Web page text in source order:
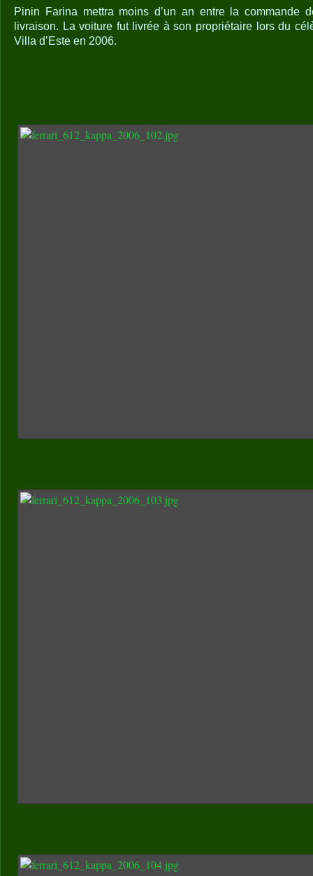
Pinin Farina mettra moins d’un an entre la commande
livraison. La voiture fut livrée à son propriétaire lors du
Villa d’Este en 2006.